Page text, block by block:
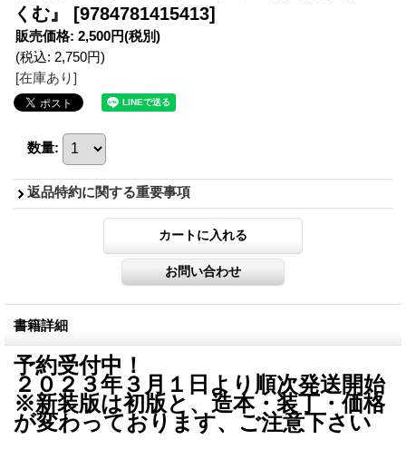
くむ』 [9784781415413]
販売価格: 2,500円(税別)
(税込: 2,750円)
[在庫あり]
数量:
返品特約に関する重要事項
書籍詳細
予約受付中！
２０２３年３月１日より順次発送開始
※新装版は初版と、造本・装丁・価格
が変わっております、ご注意下さい